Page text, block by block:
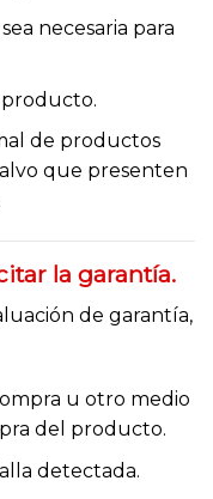
necesaria para
de productos
que presenten
la garantía.
de garantía,
u otro medio
del producto.
detectada.